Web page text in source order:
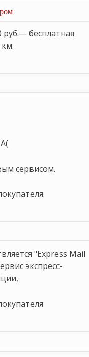
бесплатная
сервисом.
"Express Mail
экспресс-